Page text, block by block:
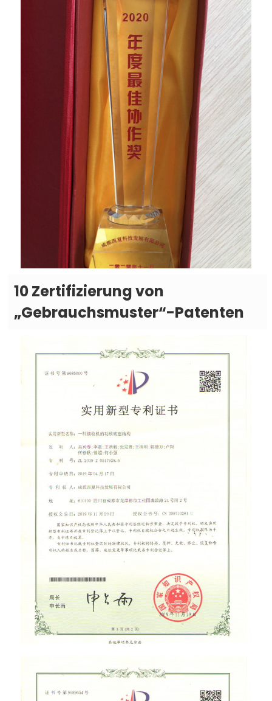
10 Zertifizierung von
„Gebrauchsmuster“-Patenten